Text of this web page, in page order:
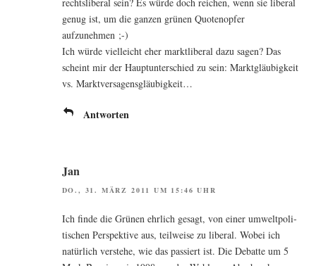
genug ist, um die gan­zen grü­nen Quo­ten­op­fer
aufzunehmen ;-)
Ich wür­de viel­leicht eher markt­li­be­ral dazu sagen? Das
scheint mir der Haupt­un­ter­schied zu sein: Markt­gläu­big­keit
vs. Marktversagensgläubigkeit…
Antworten
Jan
DO., 31. MÄRZ 2011 UM 15:46 UHR
Ich fin­de die Grü­nen ehr­lich gesagt, von einer umwelt­po­li­
ti­schen Per­spek­ti­ve aus, teil­wei­se zu libe­ral. Wobei ich
natür­lich ver­ste­he, wie das pas­siert ist. Die Debat­te um 5